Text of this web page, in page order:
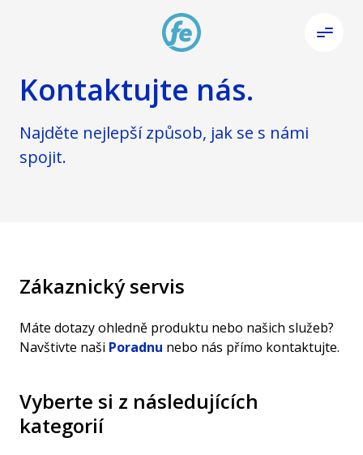
Kontaktujte nás.
Najděte nejlepší způsob, jak se s námi
spojit.
Zákaznický servis
Máte dotazy ohledně produktu nebo našich služeb?
Navštivte naši Poradnu nebo nás přímo kontaktujte.
Vyberte si z následujících
kategorií